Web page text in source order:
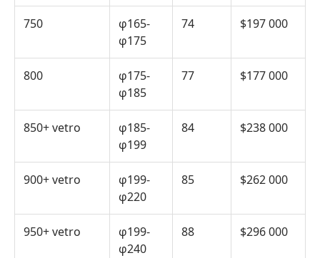
750
φ165-
φ175
74 $197 000
800
φ175-
φ185
77 $177 000
850+ vetro
φ185-
φ199
84 $238 000
900+ vetro
φ199-
φ220
85 $262 000
950+ vetro
φ199-
φ240
88 $296 000